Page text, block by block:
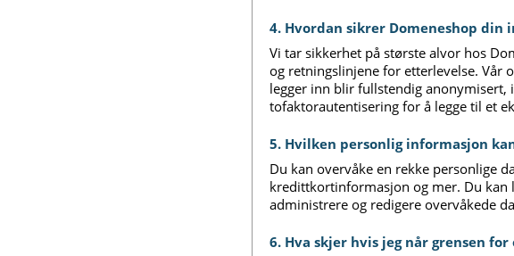
4. Hvordan sikrer Domeneshop din
Vi tar sikkerhet på største alvor hos
og retningslinjene for etterlevelse. Vår
legger inn blir fullstendig anonymisert,
tofaktorautentisering for å legge til et
5. Hvilken personlig informasjon
Du kan overvåke en rekke personlige
kredittkortinformasjon og mer. Du kan
administrere og redigere overvåkede
6. Hva skjer hvis jeg når grensen